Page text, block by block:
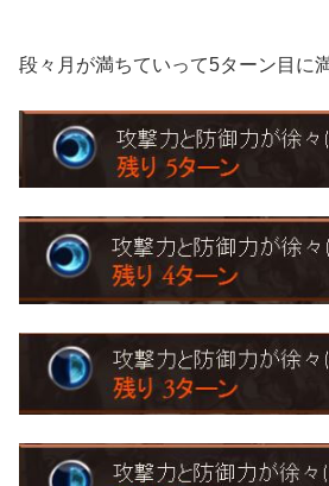
段々月が満ちていって5ターン目に